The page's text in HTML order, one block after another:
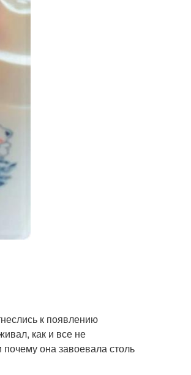
к появлению
как и все не
она завоевала столь